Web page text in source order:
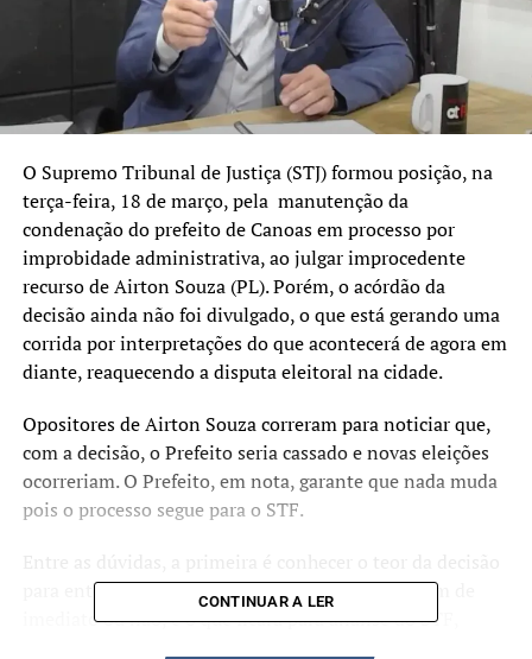
O Supremo Tribunal de Justiça (STJ) formou posição, na
terça-feira, 18 de março, pela manutenção da
condenação do prefeito de Canoas em processo por
improbidade administrativa, ao julgar improcedente
recurso de Airton Souza (PL). Porém, o acórdão da
decisão ainda não foi divulgado, o que está gerando uma
corrida por interpretações do que acontecerá de agora em
diante, reaquecendo a disputa eleitoral na cidade.
Opositores de Airton Souza correram para noticiar que,
com a decisão, o Prefeito seria cassado e novas eleições
ocorreriam. O Prefeito, em nota, garante que nada muda
pois o processo segue para o STF.
para entender o que os magistrados determinaram de
imediato ou não, e o que ficará para análise do STF,
CONTINUAR A LER